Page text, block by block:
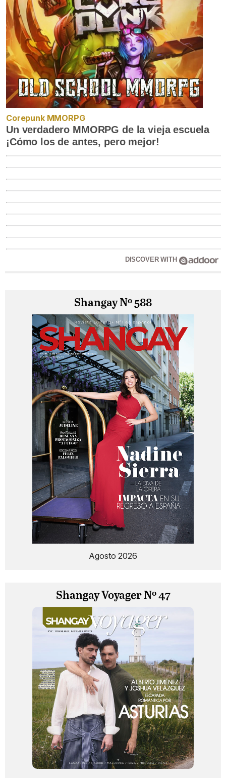
Corepunk MMORPG
Un verdadero MMORPG de la vieja escuela
¡Cómo los de antes, pero mejor!
DISCOVER WITH
Shangay Nº 588
Agosto 2026
Shangay Voyager Nº 47